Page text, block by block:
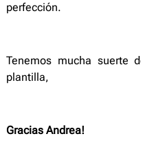
perfección.
Tenemos mucha suerte
plantilla,
Gracias Andrea!